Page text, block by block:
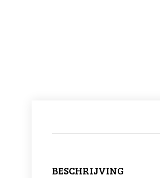
BESCHRIJVING